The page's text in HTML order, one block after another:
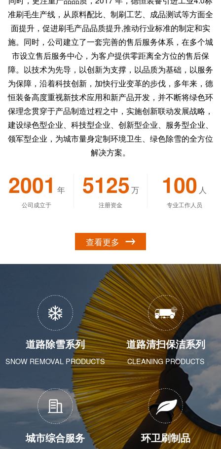
准刷毛生产线，从原料配比、制刷工艺、成品测试等方面全
面提升，促进刷毛产品品质提升,推动行业标准的制定和实
施。同时，公司建立了一套完善的售后服务体系，在多个城
市设立售后服务中心，为客户提供零距离全方位的售后保
障。以技术为先导，以创新为支撑，以品质为基础，以服务
为保障，沿着科技创新，加快行业变革的步伐，多年来，德
恒装备高度重视新技术应用和新产品开发，并不断将绿色环
保理念贯穿于产品制造过程之中，实施创新联动发展战略，
建设绿色型企业、科技型企业、创新型企业、服务型企业、
领军型企业，为城市量身定制环境卫生、绿色除雪的全方位
解决方案。
2001 年
公司成立于
5125万
注册资金
100 人
专业工作人员
查看更多
道路除雪系列
SNOW REMOVAL PRODUCTS
道路清扫保洁系列
CLEANING PRODUCTS
城市综合服务 环卫刷制品